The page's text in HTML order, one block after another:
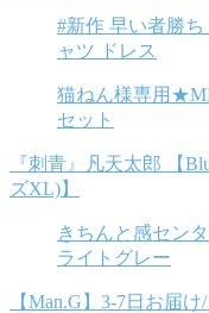
#新作 早い者勝
ャツ ドレス
猫ねん様専用
セット
『刺青』凡天太郎 【
ズXL)】
きちんと感セン
ライトグレー
【Man.G】3-7日お届